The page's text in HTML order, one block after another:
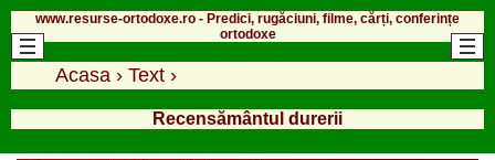
www.resurse-ortodoxe.ro - Predici, rugăciuni, filme, cărți, conferințe
ortodoxe
Acasa › Text ›
Recensământul durerii